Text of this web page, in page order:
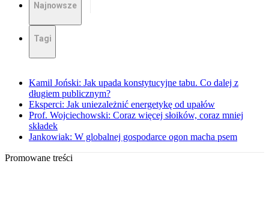
Najnowsze
Tagi
Kamil Joński: Jak upada konstytucyjne tabu. Co dalej z
długiem publicznym?
Eksperci: Jak uniezależnić energetykę od upałów
Prof. Wojciechowski: Coraz więcej słoików, coraz mniej
składek
Jankowiak: W globalnej gospodarce ogon macha psem
Promowane treści